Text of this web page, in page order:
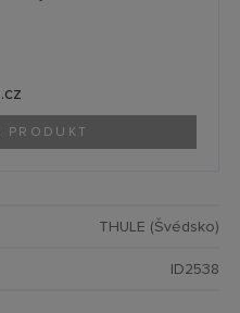
PRODUKT
THULE (Švédsko)
ID2538